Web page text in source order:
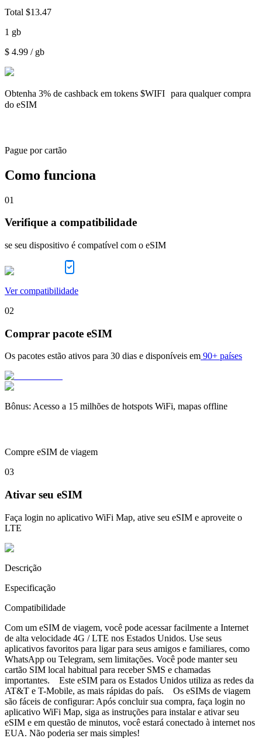
Total $13.47
1 gb
$ 4.99 / gb
Obtenha 3% de cashback em tokens $WIFI para qualquer compra
do eSIM
Pague por cartão
Como funciona
01
Verifique a compatibilidade
se seu dispositivo é compatível com o eSIM
Ver compatibilidade
02
Comprar pacote eSIM
Os pacotes estão ativos para 30 dias e disponíveis em 90+ países
Bônus: Acesso a 15 milhões de hotspots WiFi, mapas offline
Compre eSIM de viagem
03
Ativar seu eSIM
Faça login no aplicativo WiFi Map, ative seu eSIM e aproveite o
LTE
Descrição
Especificação
Compatibilidade
Com um eSIM de viagem, você pode acessar facilmente a Internet
de alta velocidade 4G / LTE nos Estados Unidos. Use seus
aplicativos favoritos para ligar para seus amigos e familiares, como
WhatsApp ou Telegram, sem limitações. Você pode manter seu
cartão SIM local habitual para receber SMS e chamadas
importantes. Este eSIM para os Estados Unidos utiliza as redes da
AT&T e T-Mobile, as mais rápidas do país. Os eSIMs de viagem
são fáceis de configurar: Após concluir sua compra, faça login no
aplicativo WiFi Map, siga as instruções para instalar e ativar seu
eSIM e em questão de minutos, você estará conectado à internet nos
EUA. Não poderia ser mais simples!